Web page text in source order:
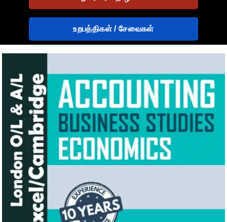
உறபத்திகள் / சேவைகள்